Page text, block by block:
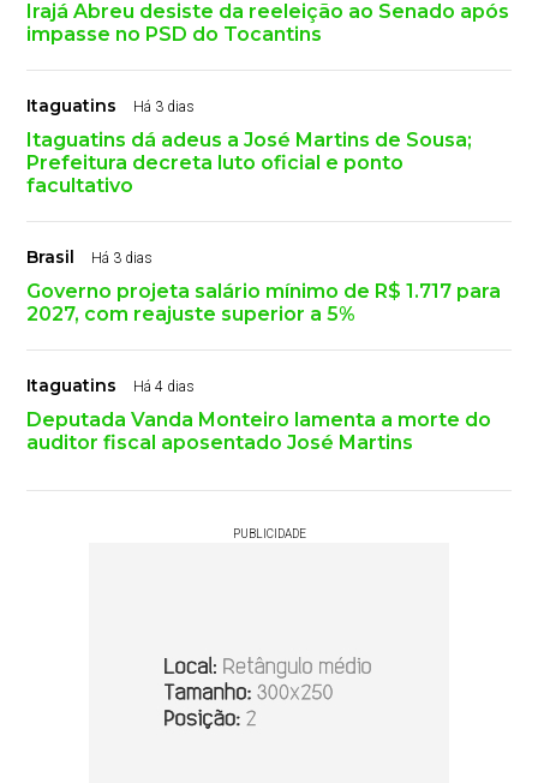
Irajá Abreu desiste da reeleição ao Senado após
impasse no PSD do Tocantins
Itaguatins Há 3 dias
Itaguatins dá adeus a José Martins de Sousa;
Prefeitura decreta luto oficial e ponto
facultativo
Brasil Há 3 dias
Governo projeta salário mínimo de R$ 1.717 para
2027, com reajuste superior a 5%
Itaguatins Há 4 dias
Deputada Vanda Monteiro lamenta a morte do
auditor fiscal aposentado José Martins
PUBLICIDADE